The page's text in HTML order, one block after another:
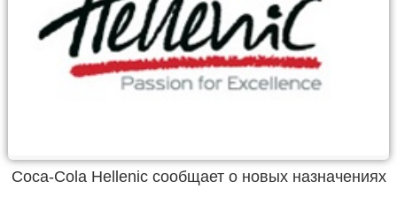
Coca-Cola Hellenic сообщает о новых назначениях